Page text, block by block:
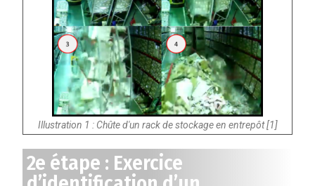
Illustration 1 : Chûte d'un rack de stockage en entrepôt [1]
2e étape : Exercice